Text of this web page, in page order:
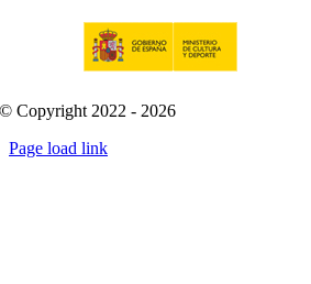
© Copyright 2022 - 2026
Page load link